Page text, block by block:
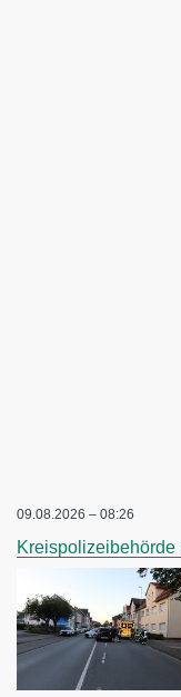
09.08.2026 – 08:26
Kreispolizeibehörde